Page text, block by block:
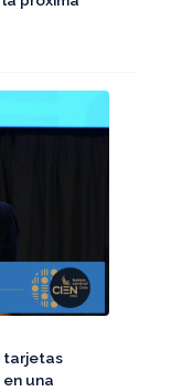
tarjetas
una